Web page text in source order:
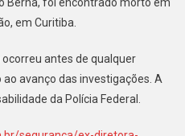
em Curitiba.
antes de qualquer
avanço das investigações. A
da Polícia Federal.